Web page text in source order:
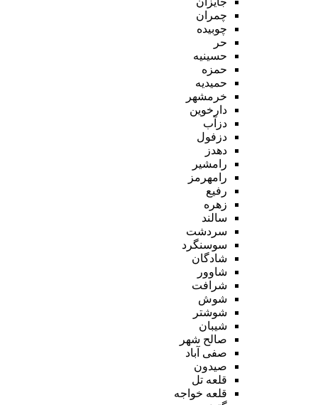
چمران
چوبیده
حر
حسینیه
حمزه
حمیدیه
خرمشهر
دارخوین
دزآب
دزفول
دهدز
رامشیر
رامهرمز
رفیع
زهره
سالند
سردشت
سوسنگرد
شادگان
شاوور
شرافت
شوش
شوشتر
شیبان
صالح شهر
صفی آباد
صیدون
قلعه تل
قلعه خواجه